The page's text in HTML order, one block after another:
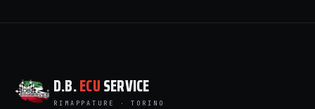
D.B.ECUSERVICE
RIMAPPATURE · TORINO